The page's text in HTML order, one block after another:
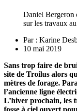
Daniel Bergeron
sur les travaux
Par : Karine
10 mai 2019
Sans trop faire de
site de Troilus alors
mètres de forage.
l’ancienne ligne
L’hiver prochain, les